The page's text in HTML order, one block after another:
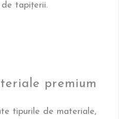
de tapițerii.
premium
tipurile de materiale,